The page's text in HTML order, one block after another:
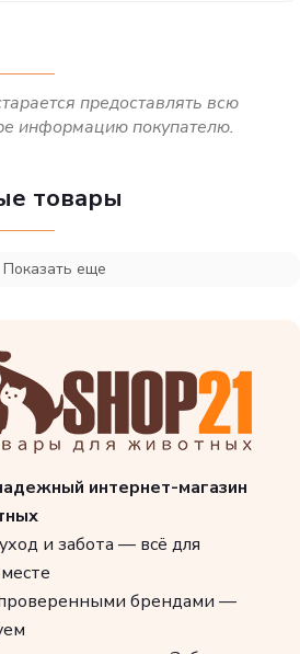
предоставлять всю
информацию покупателю.
товары
Показать еще
интернет-магазин
и забота — всё для
проверенными брендами —